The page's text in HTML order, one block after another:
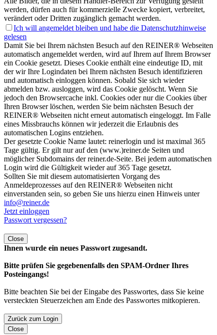
werden, dürfen auch für kommerzielle Zwecke kopiert, verbreitet,
verändert oder Dritten zugänglich gemacht werden.
Ich will angemeldet bleiben und habe die Datenschutzhinweise
gelesen
Damit Sie bei Ihrem nächsten Besuch auf den REINER® Webseiten
automatisch angemeldet werden, wird auf Ihrem auf Ihrem Browser
ein Cookie gesetzt. Dieses Cookie enthält eine eindeutige ID, mit
der wir Ihre Logindaten bei Ihrem nächsten Besuch identifizieren
und automatisch einloggen können. Sobald Sie sich wieder
abmelden bzw. ausloggen, wird das Cookie gelöscht. Wenn Sie
jedoch den Browsercache inkl. Cookies oder nur die Cookies über
Ihren Browser löschen, werden Sie beim nächsten Besuch der
REINER® Webseiten nicht erneut automatisch eingeloggt. Im Falle
eines Missbrauchs können wir jederzeit die Erlaubnis des
automatischen Logins entziehen.
Der gesetzte Cookie Name lautet: reinerlogin und ist maximal 365
Tage gültig. Er gilt nur auf den (www.)reiner.de Seiten und
möglicher Subdomains der reiner.de-Seite. Bei jedem automatischen
Login wird die Gültigkeit wieder auf 365 Tage gesetzt.
Sollten Sie mit diesem automatisierten Vorgang des
Anmeldeprozesses auf den REINER® Webseiten nicht
einverstanden sein, so geben Sie uns hierzu einen Hinweis unter
info@reiner.de
Jetzt einloggen
Passwort vergessen?
Close
Ihnen wurde ein neues Passwort zugesandt.
Bitte prüfen Sie gegebenenfalls den SPAM-Ordner Ihres
Posteingangs!
Bitte beachten Sie bei der Eingabe des Passwortes, dass Sie keine
versteckten Steuerzeichen am Ende des Passwortes mitkopieren.
Zurück zum Login
Close